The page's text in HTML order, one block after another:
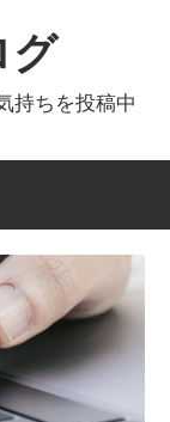
グ
持ちを投稿中